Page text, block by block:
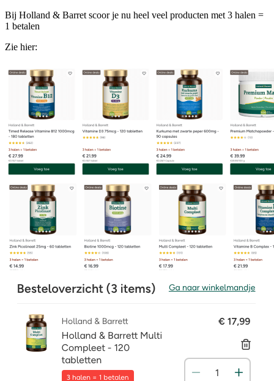
Bij Holland & Barret scoor je nu heel veel producten met 3 halen =
1 betalen
Zie hier: